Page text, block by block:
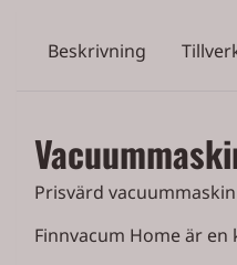
Beskrivning
Prisvärd
Finnvacum Home är